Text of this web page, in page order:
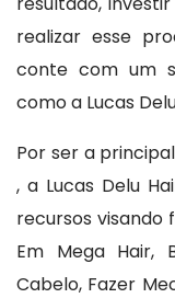
realizar esse
conte com um
como a Lucas
Por ser a
, a Lucas Delu
recursos visando
Em Mega Hair,
Cabelo, Fazer